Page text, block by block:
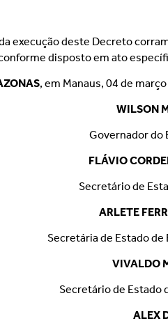
execução deste Decreto
disposto em ato
, em Manaus, 04 de
WILSON
Governador do
FLÁVIO
Secretário de
ARLETE
Secretária de Estado de
VIVALDO
Secretário de Estado
ALEX